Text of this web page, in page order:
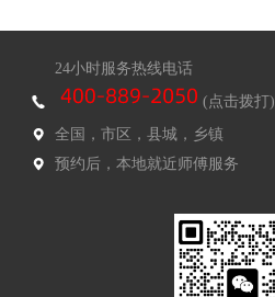
24小时服务热线电话
(点击拨打)
全国，市区，县城，乡镇
预约后，本地就近师傅服务